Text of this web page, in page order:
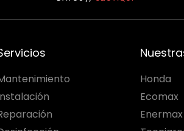
Honda
Ecomax
Enermax